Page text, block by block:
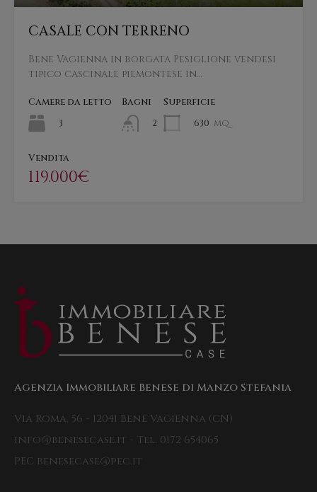
CASALE CON TERRENO
Bene Vagienna in borgata Pesiglione vendesi
tipico cascinale piemontese in…
Camere da letto
3
Bagni
2
Superficie
630 mq
Vendita
119.000€
Agenzia Immobiliare Benese di Manzo Stefania
Via Roma, 56 - 12041 Bene Vagienna (CN)
info@benesecase.it - Tel. 0172 654065
PEC benesecase@pec.it